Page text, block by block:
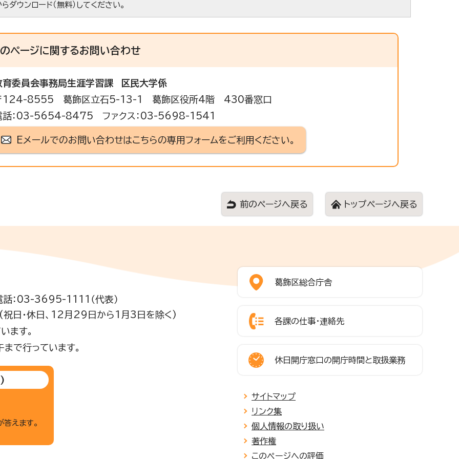
ダウンロード（無料）してください。
ページに関するお問い合わせ
育委員会事務局生涯学習課
区民大学係
124-8555 葛飾区立石5-13-1 葛飾区役所4階 430番窓口
話：03-5654-8475 ファクス：03-5698-1541
Eメールでのお問い合わせはこちらの専用フォームをご利用ください。
前のページへ戻る トップページへ戻る
話：03-3695-1111（代表）
日・休日、12月29日から1月3日を除く)
ます。
で行っています。
答えます。
葛飾区総合庁舎
各課の仕事・連絡先
休日開庁窓口の開庁時間と取扱業務
サイトマップ
リンク集
個人情報の取り扱い
著作権
このページへの評価